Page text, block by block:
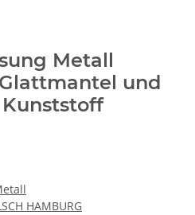
Metall
und
HAMBURG